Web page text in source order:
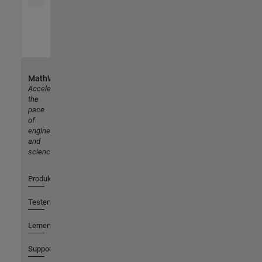
MathWorks
Accelerating
the
pace
of
engineering
and
science
Produkte
Testen oder Kaufen
Lernen
Support